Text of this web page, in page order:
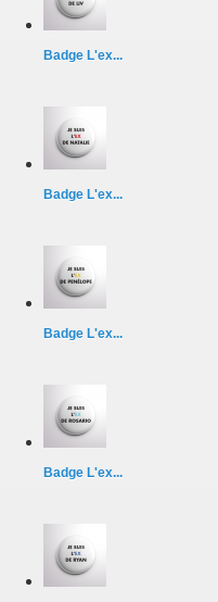
Badge L'ex...
Badge L'ex...
Badge L'ex...
Badge L'ex...